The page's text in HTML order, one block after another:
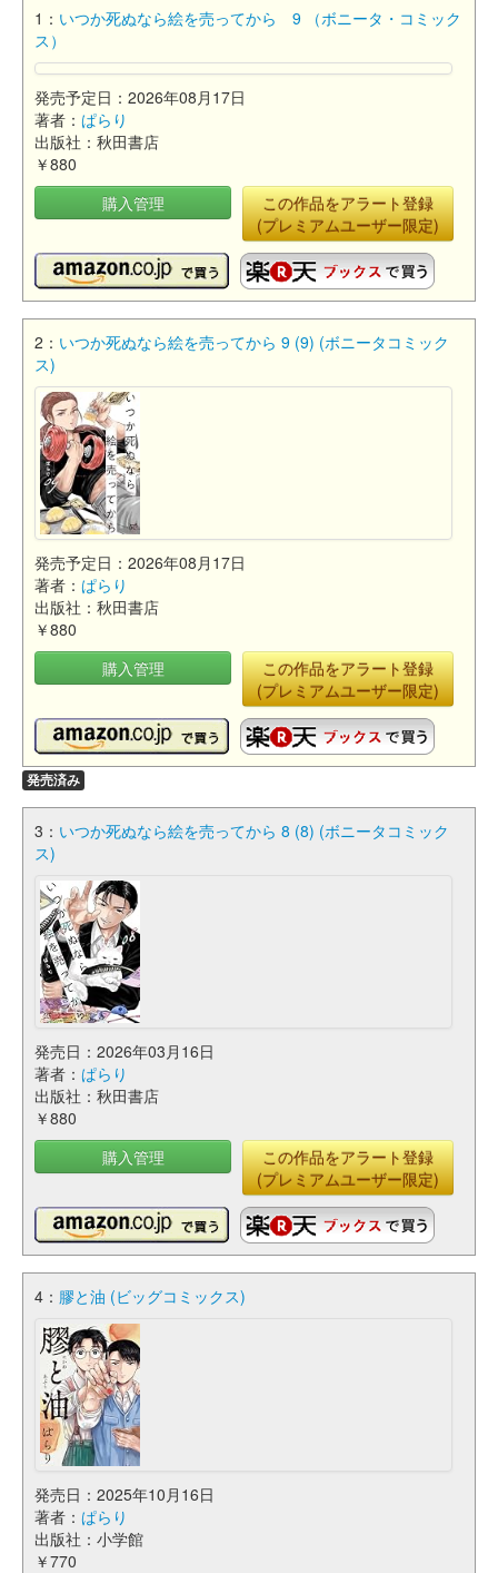
1： いつか死ぬなら絵を売ってから 9 （ボニータ・コミック
ス）
発売予定日：2026年08月17日
著者： ぱらり
出版社：秋田書店
￥880
購入管理
この作品をアラート登録
(プレミアムユーザー限定)
2： いつか死ぬなら絵を売ってから 9 (9) (ボニータコミック
ス)
発売予定日：2026年08月17日
著者： ぱらり
出版社：秋田書店
￥880
購入管理
この作品をアラート登録
(プレミアムユーザー限定)
発売済み
3： いつか死ぬなら絵を売ってから 8 (8) (ボニータコミック
ス)
発売日：2026年03月16日
著者： ぱらり
出版社：秋田書店
￥880
購入管理
この作品をアラート登録
(プレミアムユーザー限定)
4： 膠と油 (ビッグコミックス)
発売日：2025年10月16日
著者： ぱらり
出版社：小学館
￥770